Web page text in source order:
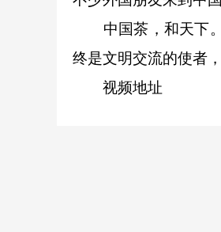
中国茶，和天下。
终是文明交流的使者
视频地址